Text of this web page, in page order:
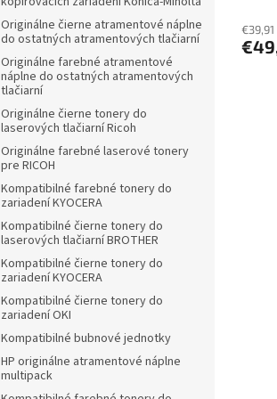
Originálne čierne atramentové náplne
do ostatných atramentových tlačiarní
Originálne farebné atramentové
náplne do ostatných atramentových
tlačiarní
Originálne čierne tonery do
laserových tlačiarní Ricoh
Originálne farebné laserové tonery
pre RICOH
Kompatibilné farebné tonery do
zariadení KYOCERA
Kompatibilné čierne tonery do
laserových tlačiarní BROTHER
Kompatibilné čierne tonery do
zariadení KYOCERA
Kompatibilné čierne tonery do
zariadení OKI
Kompatibilné bubnové jednotky
HP originálne atramentové náplne
multipack